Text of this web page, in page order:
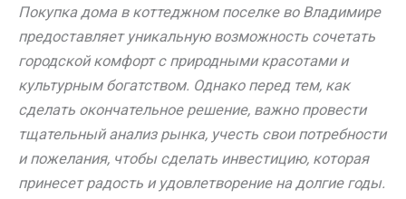
Покупка дома в коттеджном поселке во Владимире
предоставляет уникальную возможность сочетать
городской комфорт с природными красотами и
культурным богатством. Однако перед тем, как
сделать окончательное решение, важно провести
тщательный анализ рынка, учесть свои потребности
и пожелания, чтобы сделать инвестицию, которая
принесет радость и удовлетворение на долгие годы.